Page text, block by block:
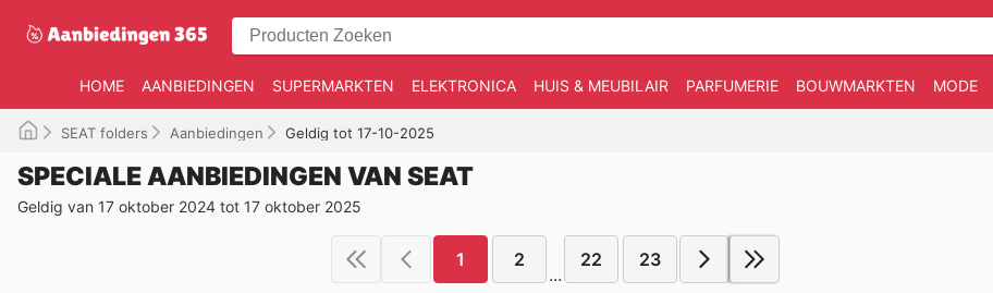
HOME AANBIEDINGEN SUPERMARKTEN ELEKTRONICA HUIS & MEUBILAIR PARFUMERIE BOUWMARKTEN MODE
SEAT folders Aanbiedingen Geldig tot 17-10-2025
SPECIALE AANBIEDINGEN VAN SEAT
Geldig van 17 oktober 2024 tot 17 oktober 2025
1 2
...
22 23